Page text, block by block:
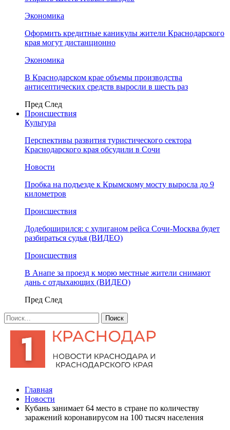
Экономика
Оформить кредитные каникулы жители Краснодарского
края могут дистанционно
Экономика
В Краснодарском крае объемы производства
антисептических средств выросли в шесть раз
Пред След
Происшествия
Культура
Перспективы развития туристического сектора
Краснодарского края обсудили в Сочи
Новости
Пробка на подъезде к Крымскому мосту выросла до 9
километров
Происшествия
Додебоширился: с хулиганом рейса Сочи-Москва будет
разбираться судья (ВИДЕО)
Происшествия
В Анапе за проезд к морю местные жители снимают
дань с отдыхающих (ВИДЕО)
Пред След
Главная
Новости
Кубань занимает 64 место в стране по количеству
заражений коронавирусом на 100 тысяч населения